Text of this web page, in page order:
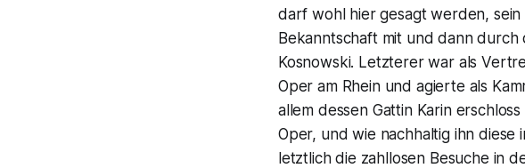
darf wohl hier gesagt werden,
Bekanntschaft mit und dann
Kosnowski. Letzterer war als
Oper am Rhein und agierte als
allem dessen Gattin Karin
Oper, und wie nachhaltig ihn
letztlich die zahllosen Besuche in